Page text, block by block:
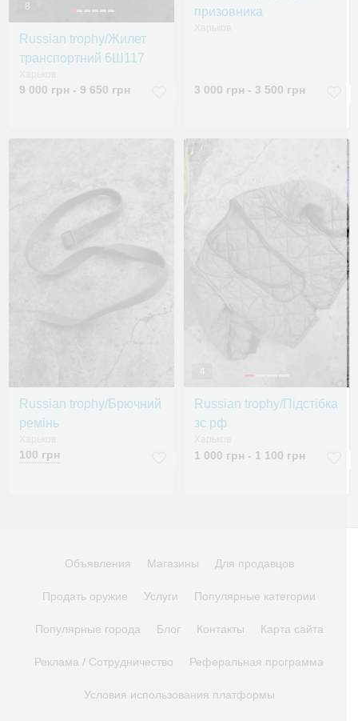
8
Russian trophy/Жилет
транспортний 6Ш117
9 000 грн - 9 650 грн
призовника
3 000 грн - 3 500 грн
Russian trophy/Брючний
ремінь
100 грн
Russian trophy/Підстібка
зс рф
1 000 грн - 1 100 грн
Объявления Магазины Для продавцов
Продать оружие Услуги Популярные категории
Популярные города Блог Контакты Карта сайта
Реклама / Сотрудничество Реферальная программа
Условия использования платформы